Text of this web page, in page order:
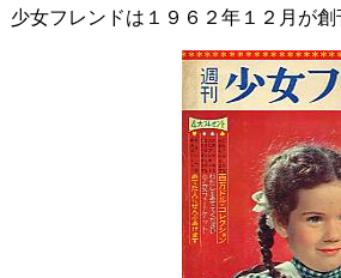
少女フレンドは１９６２年１２月が創